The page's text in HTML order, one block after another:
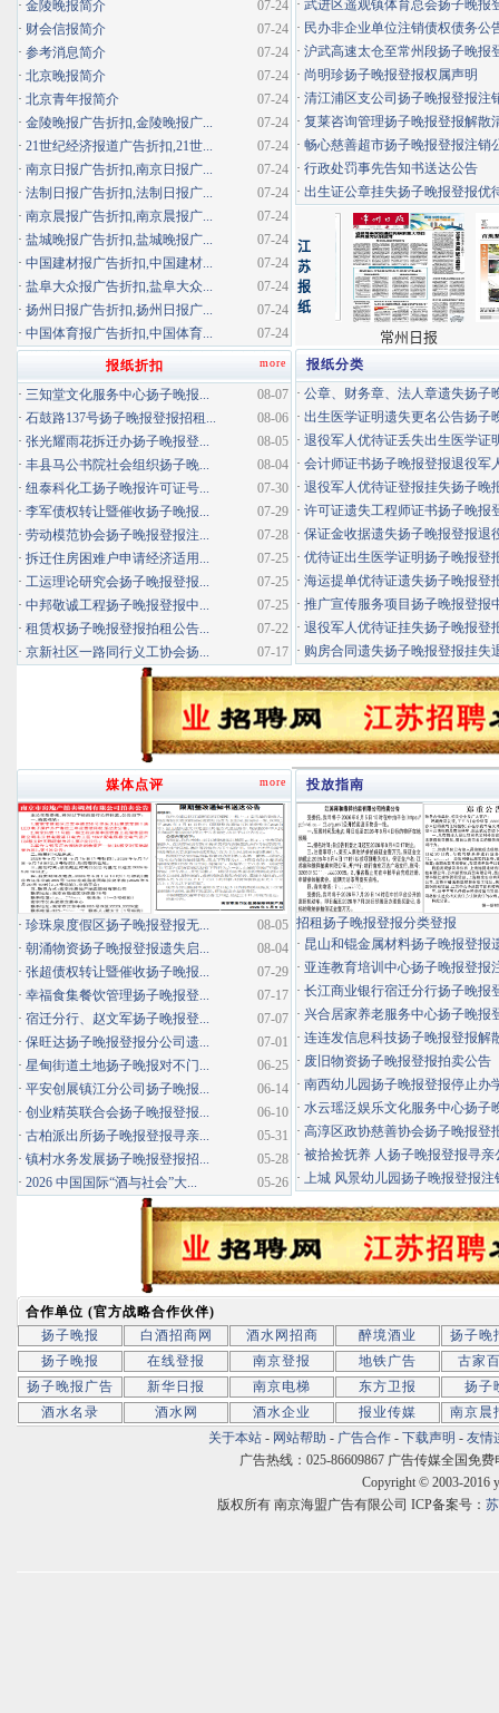
· 武进区遥观镇体育总会扬子晚报
· 民办非企业单位注销债权债务公
· 沪武高速太仓至常州段扬子晚报
· 尚明珍扬子晚报登报权属声明
· 清江浦区支公司扬子晚报登报注
· 复莱咨询管理扬子晚报登报解散
· 畅心慈善超市扬子晚报登报注销
· 行政处罚事先告知书送达公告
· 出生证公章挂失扬子晚报登报优
报纸分类
· 公章、财务章、法人章遗失扬子
· 出生医学证明遗失更名公告扬子
· 退役军人优待证丢失出生医学证
· 会计师证书扬子晚报登报退役军
· 退役军人优待证登报挂失扬子晚
· 许可证遗失工程师证书扬子晚报
· 保证金收据遗失扬子晚报登报退
· 优待证出生医学证明扬子晚报登
· 海运提单优待证遗失扬子晚报登
· 推广宣传服务项目扬子晚报登报
· 退役军人优待证挂失扬子晚报登
· 购房合同遗失扬子晚报登报挂失
07-24
· 金陵晚报简介
07-24
· 财会信报简介
07-24
· 参考消息简介
07-24
· 北京晚报简介
07-24
· 北京青年报简介
07-24
· 金陵晚报广告折扣,金陵晚报广...
07-24
· 21世纪经济报道广告折扣,21世...
07-24
· 南京日报广告折扣,南京日报广...
07-24
· 法制日报广告折扣,法制日报广...
07-24
· 南京晨报广告折扣,南京晨报广...
07-24
· 盐城晚报广告折扣,盐城晚报广...
07-24
· 中国建材报广告折扣,中国建材...
07-24
· 盐阜大众报广告折扣,盐阜大众...
07-24
· 扬州日报广告折扣,扬州日报广...
07-24
· 中国体育报广告折扣,中国体育...
more
报纸折扣
08-07
· 三知堂文化服务中心扬子晚报...
08-06
· 石鼓路137号扬子晚报登报招租...
08-05
· 张光耀雨花拆迁办扬子晚报登...
08-04
· 丰县马公书院社会组织扬子晚...
07-30
· 纽泰科化工扬子晚报许可证号...
07-29
· 李军债权转让暨催收扬子晚报...
07-28
· 劳动模范协会扬子晚报登报注...
07-25
· 拆迁住房困难户申请经济适用...
07-25
· 工运理论研究会扬子晚报登报...
07-25
· 中邦敬诚工程扬子晚报登报中...
07-22
· 租赁权扬子晚报登报拍租公告...
07-17
· 京新社区一路同行义工协会扬...
投放指南
招租扬子晚报登报分类登报
· 昆山和锟金属材料扬子晚报登报
· 亚连教育培训中心扬子晚报登报
· 长江商业银行宿迁分行扬子晚报
· 兴合居家养老服务中心扬子晚报
· 连连发信息科技扬子晚报登报解
· 废旧物资扬子晚报登报拍卖公告
· 南西幼儿园扬子晚报登报停止办
· 水云瑶泛娱乐文化服务中心扬子
· 高淳区政协慈善协会扬子晚报登
· 被拾捡抚养 人扬子晚报登报寻亲
· 上城 风景幼儿园扬子晚报登报注
more
媒体点评
08-05
· 珍珠泉度假区扬子晚报登报无...
08-04
· 朝涌物资扬子晚报登报遗失启...
07-29
· 张超债权转让暨催收扬子晚报...
07-17
· 幸福食集餐饮管理扬子晚报登...
07-07
· 宿迁分行、赵文军扬子晚报登...
07-01
· 保旺达扬子晚报登报分公司遗...
06-25
· 星甸街道土地扬子晚报对不门...
06-14
· 平安创展镇江分公司扬子晚报...
06-10
· 创业精英联合会扬子晚报登报...
05-31
· 古柏派出所扬子晚报登报寻亲...
05-28
· 镇村水务发展扬子晚报登报招...
05-26
· 2026 中国国际“酒与社会”大...
合作单位 (官方战略合作伙伴)
扬子晚报
白酒招商网 酒水网招商 醉境酒业
扬子晚
扬子晚报
在线登报 南京登报 地铁广告
古家
扬子晚报广告
新华日报 南京电梯 东方卫报
扬子
酒水名录
酒水网 酒水企业 报业传媒
南京晨
关于本站 - 网站帮助 - 广告合作 - 下载声明 - 友情
广告热线：025-86609867 广告传媒全国免费
Copyright © 2003-2016
版权所有 南京海盟广告有限公司 ICP备案号：